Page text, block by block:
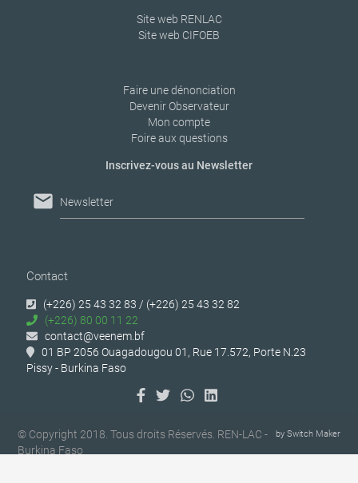
Site web RENLAC
Site web CIFOEB
Faire une dénonciation
Devenir Observateur
Mon compte
Foire aux questions
Inscrivez-vous au Newsletter
mail Newsletter
Contact
(+226) 25 43 32 83 / (+226) 25 43 32 82
(+226) 80 00 11 22
contact@veenem.bf
01 BP 2056 Ouagadougou 01, Rue 17.572, Porte N.23
Pissy - Burkina Faso
by Switch Maker
© Copyright 2018. Tous droits Réservés. REN-LAC -
Burkina Faso